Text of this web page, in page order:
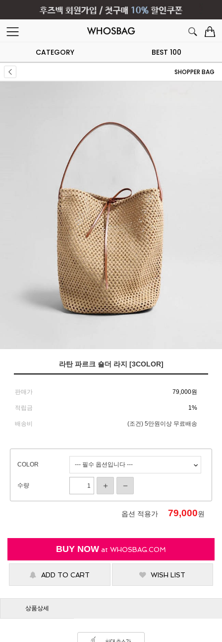
CATEGORY BEST 100
SHOPPER BAG
라탄 파르크 숄더 라지 [3COLOR]
판매가 79,000원
적립금 1%
배송비 (조건) 5만원이상 무료배송
COLOR
수량
옵션 적용가 79,000원
BUY NOW at WHOSBAG.COM
ADD TO CART WISH LIST
상품상세